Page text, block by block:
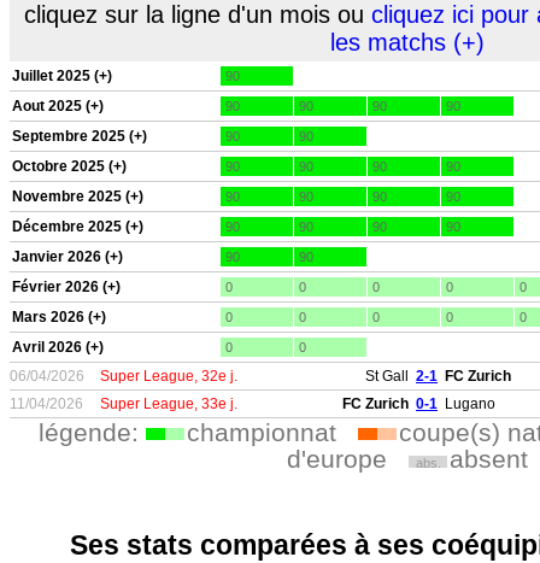
cliquez sur la ligne d'un mois ou cliquez ici pour
les matchs (+)
Juillet 2025 (+) 90
Aout 2025 (+) 90 90 90 90
Septembre 2025 (+) 90 90
Octobre 2025 (+) 90 90 90 90
Novembre 2025 (+) 90 90 90 90
Décembre 2025 (+) 90 90 90 90
Janvier 2026 (+) 90 90
Février 2026 (+) 0 0 0 0 0
Mars 2026 (+) 0 0 0 0 0
Avril 2026 (+) 0 0
06/04/2026 Super League, 32e j. St Gall 2-1 FC Zurich
11/04/2026
Super League, 33e j. FC Zurich 0-1 Lugano
légende: championnat
coupe(s)
d'europe
abs. absent
Ses stats comparées à ses